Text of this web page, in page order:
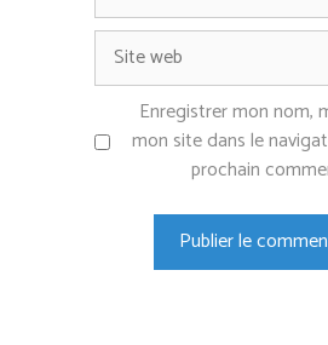
Enregistrer mon nom,
mon site dans le
prochain